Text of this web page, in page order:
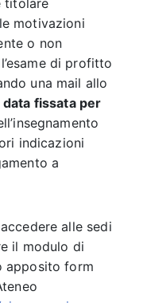
titolare
motivazioni
o non
di profitto
una mail allo
fissata per
indicazioni
a
alle sedi
il modulo di
apposito form